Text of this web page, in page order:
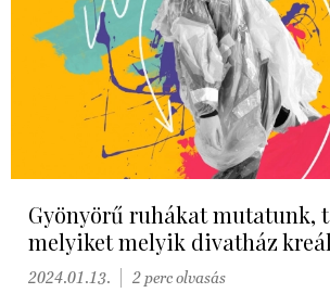
Gyönyörű ruhákat mutatunk,
melyiket melyik divatház
2024.01.13. 2 perc olvasás